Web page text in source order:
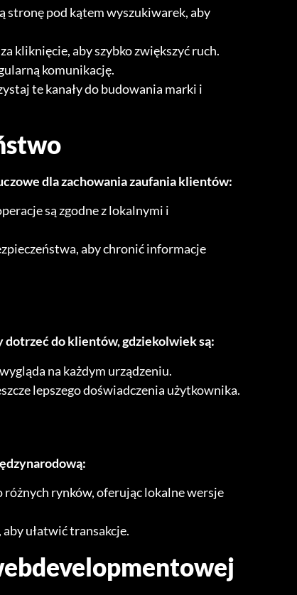
stronę pod kątem wyszukiwarek, aby
kliknięcie, aby szybko zwiększyć ruch.
komunikację.
te kanały do budowania marki i
dla zachowania zaufania klientów:
są zgodne z lokalnymi i
aby chronić informacje
dotrzeć do klientów, gdziekolwiek są:
na każdym urządzeniu.
lepszego doświadczenia użytkownika.
rynków, oferując lokalne wersje
ułatwić transakcje.